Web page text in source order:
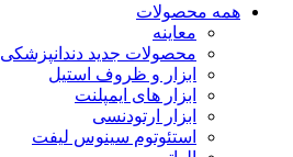
همه محصولات
معاینه
محصولات جدید دندانپزشکی
ابزار و ظروف استیل
ابزار های ایمپلنت
ابزار ارتودنسی
استئوتوم سینوس لیفت